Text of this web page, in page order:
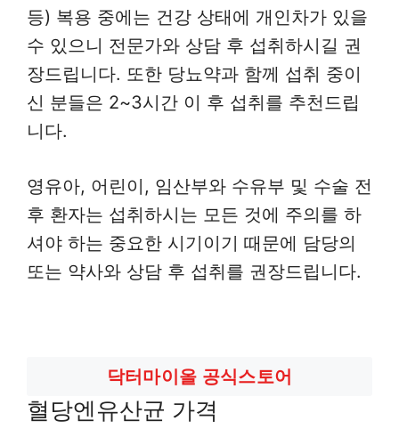
등) 복용 중에는 건강 상태에 개인차가 있을
수 있으니 전문가와 상담 후 섭취하시길 권
장드립니다. 또한 당뇨약과 함께 섭취 중이
신 분들은 2~3시간 이 후 섭취를 추천드립
니다.
영유아, 어린이, 임산부와 수유부 및 수술 전
후 환자는 섭취하시는 모든 것에 주의를 하
셔야 하는 중요한 시기이기 때문에 담당의
또는 약사와 상담 후 섭취를 권장드립니다.
닥터마이올 공식스토어
혈당엔유산균 가격